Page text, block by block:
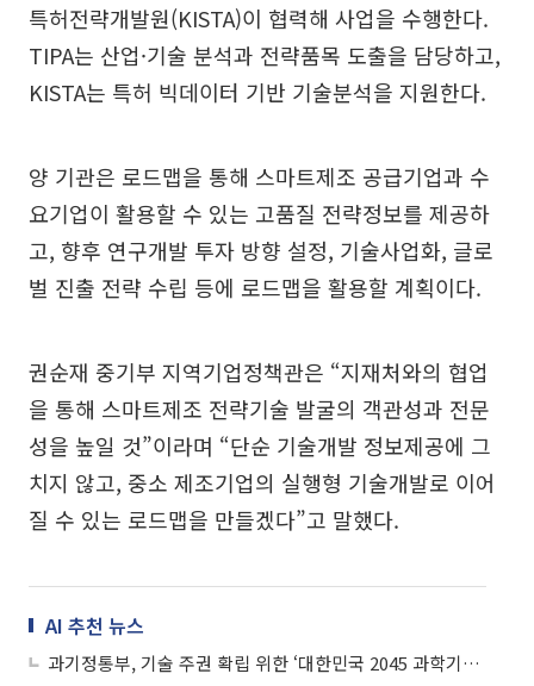
특허전략개발원(KISTA)이 협력해 사업을 수행한다.
TIPA는 산업·기술 분석과 전략품목 도출을 담당하고,
KISTA는 특허 빅데이터 기반 기술분석을 지원한다.
양 기관은 로드맵을 통해 스마트제조 공급기업과 수
요기업이 활용할 수 있는 고품질 전략정보를 제공하
고, 향후 연구개발 투자 방향 설정, 기술사업화, 글로
벌 진출 전략 수립 등에 로드맵을 활용할 계획이다.
권순재 중기부 지역기업정책관은 “지재처와의 협업
을 통해 스마트제조 전략기술 발굴의 객관성과 전문
성을 높일 것”이라며 “단순 기술개발 정보제공에 그
치지 않고, 중소 제조기업의 실행형 기술개발로 이어
질 수 있는 로드맵을 만들겠다”고 말했다.
AI 추천 뉴스
과기정통부, 기술 주권 확립 위한 ‘대한민국 2045 과학기술 프론티어 전략’ 수립 착수